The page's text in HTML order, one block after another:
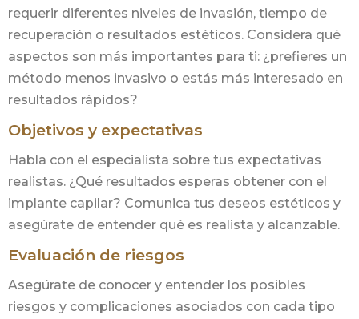
requerir diferentes niveles de invasión, tiempo de
recuperación o resultados estéticos. Considera qué
aspectos son más importantes para ti: ¿prefieres un
método menos invasivo o estás más interesado en
resultados rápidos?
Objetivos y expectativas
Habla con el especialista sobre tus expectativas
realistas. ¿Qué resultados esperas obtener con el
implante capilar? Comunica tus deseos estéticos y
asegúrate de entender qué es realista y alcanzable.
Evaluación de riesgos
Asegúrate de conocer y entender los posibles
riesgos y complicaciones asociados con cada tipo